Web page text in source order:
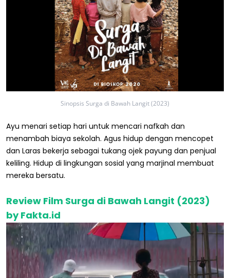
Sinopsis Surga di Bawah Langit (2023)
Ayu menari setiap hari untuk mencari nafkah dan
menambah biaya sekolah. Agus hidup dengan mencopet
dan Laras bekerja sebagai tukang ojek payung dan penjual
keliling. Hidup di lingkungan sosial yang marjinal membuat
mereka bersatu.
Review Film Surga di Bawah Langit (2023)
by Fakta.id